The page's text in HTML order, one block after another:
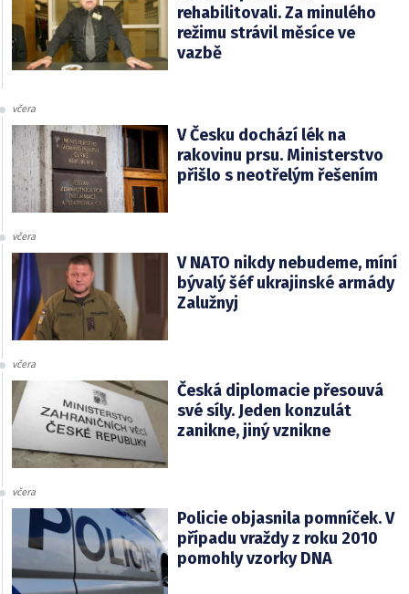
rehabilitovali. Za minulého
režimu strávil měsíce ve
vazbě
včera
V Česku dochází lék na
rakovinu prsu. Ministerstvo
přišlo s neotřelým řešením
včera
V NATO nikdy nebudeme, míní
bývalý šéf ukrajinské armády
Zalužnyj
včera
Česká diplomacie přesouvá
své síly. Jeden konzulát
zanikne, jiný vznikne
včera
Policie objasnila pomníček. V
případu vraždy z roku 2010
pomohly vzorky DNA